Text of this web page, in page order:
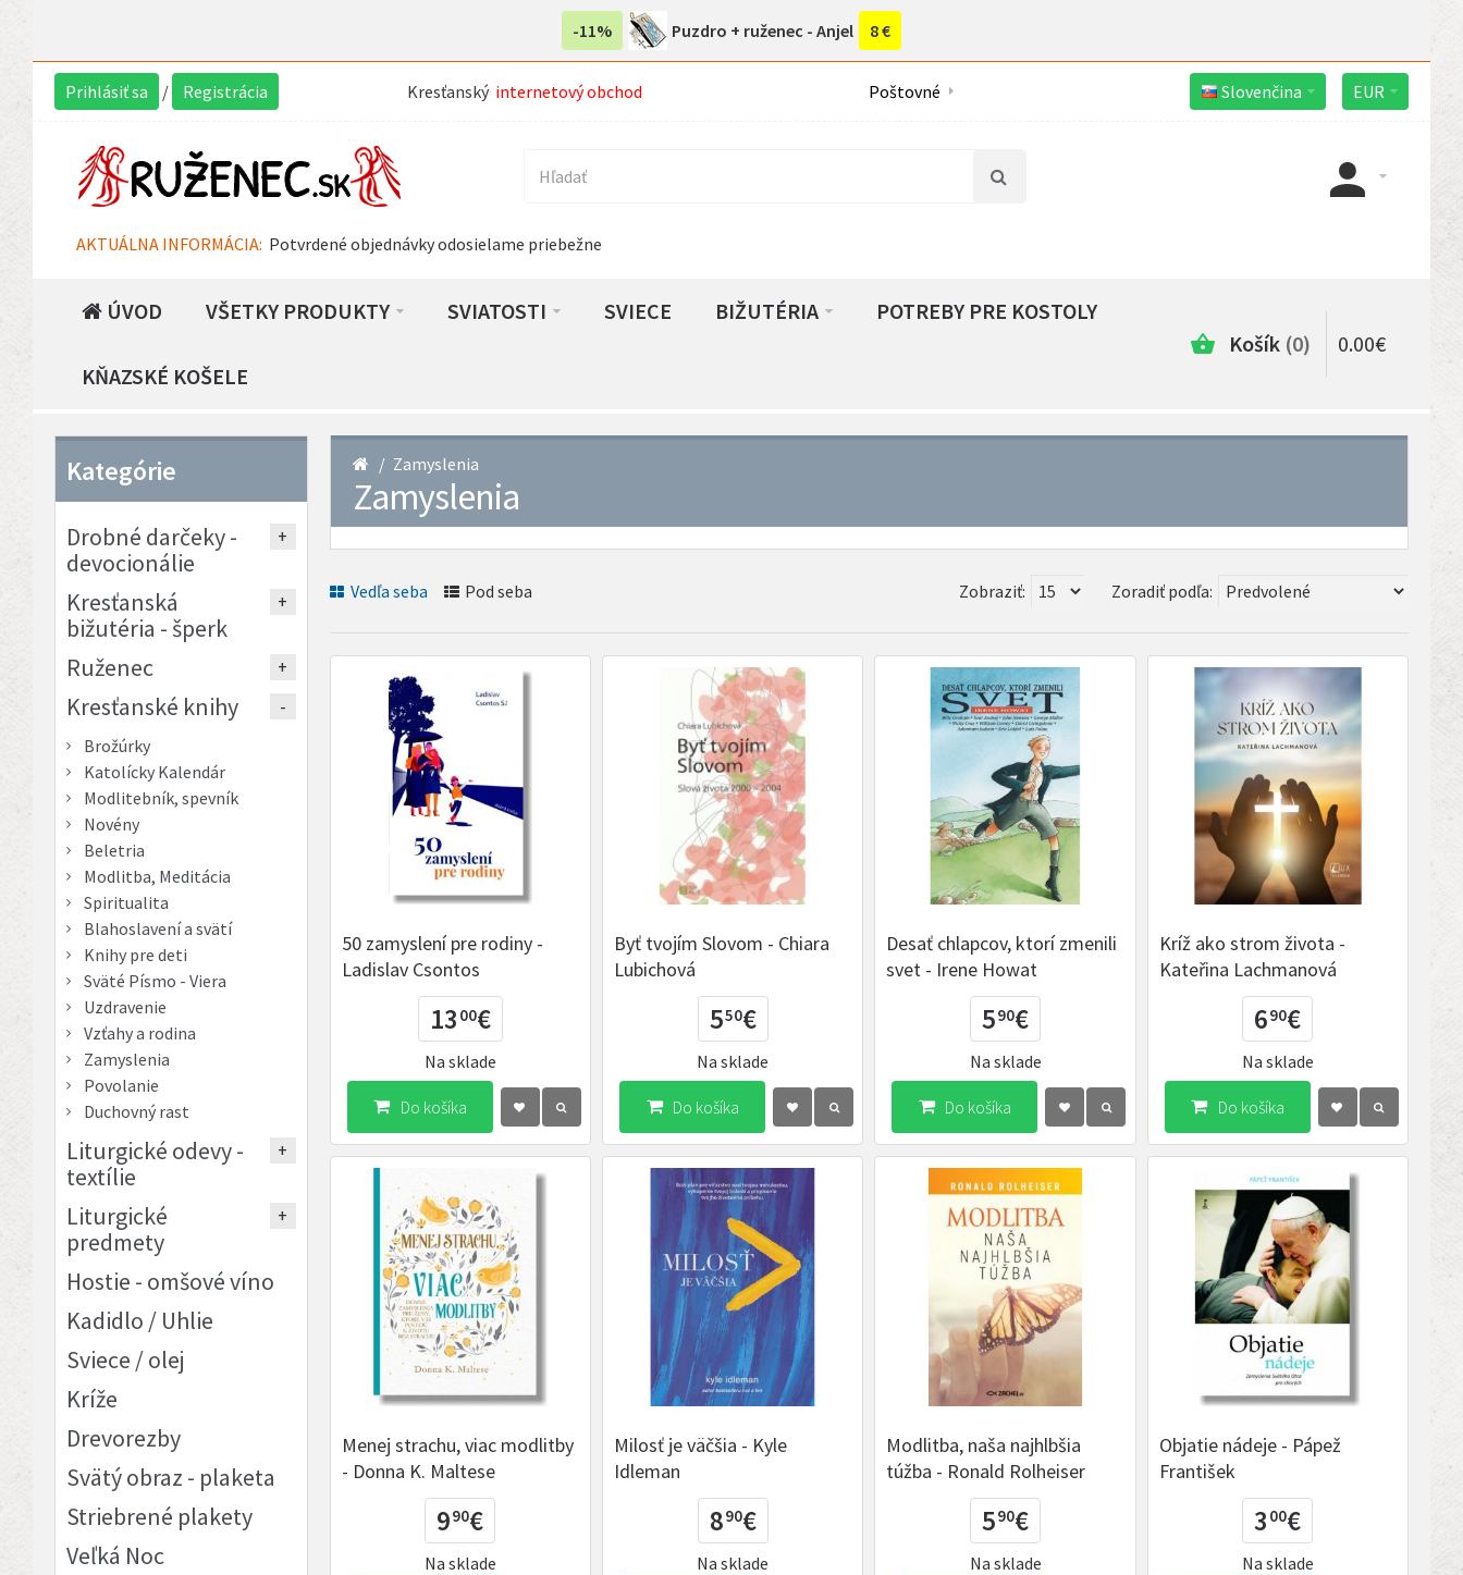
-11% Puzdro + ruženec - Anjel 8 €
Prihlásiť sa / Registrácia Kresťanský internetový obchod Poštovné Slovenčina EUR
AKTUÁLNA INFORMÁCIA: Potvrdené objednávky odosielame priebežne
ÚVOD VŠETKY PRODUKTY SVIATOSTI SVIECE BIŽUTÉRIA POTREBY PRE KOSTOLY
KŇAZSKÉ KOŠELE
Košík 0 0.00€
Zamyslenia
Zamyslenia
Vedľa seba Pod seba Zobraziť: Zoradiť podľa:
50 zamyslení pre rodiny -
Ladislav Csontos
13 00€
Do košíka
Na sklade
Byť tvojím Slovom - Chiara
Lubichová
550€
Do košíka
Na sklade
Desať chlapcov, ktorí zmenili
svet - Irene Howat
590€
Do košíka
Na sklade
Kríž ako strom života -
Kateřina Lachmanová
690€
Do košíka
Na sklade
Menej strachu, viac modlitby
- Donna K. Maltese
990€
Na sklade
Milosť je väčšia - Kyle
Idleman
890€
Na sklade
Modlitba, naša najhlbšia
túžba - Ronald Rolheiser
590€
Na sklade
Objatie nádeje - Pápež
František
3 00€
Na sklade
Kategórie
Drobné darčeky -
devocionálie
Kresťanská
bižutéria - šperk
Ruženec
Kresťanské knihy
Brožúrky
Katolícky Kalendár
Modlitebník, spevník
Novény
Beletria
Modlitba, Meditácia
Spiritualita
Blahoslavení a svätí
Knihy pre deti
Sväté Písmo - Viera
Uzdravenie
Vzťahy a rodina
Zamyslenia
Povolanie
Duchovný rast
Liturgické odevy -
textílie
Liturgické
predmety
Hostie - omšové víno
Kadidlo / Uhlie
Sviece / olej
Kríže
Drevorezby
Svätý obraz - plaketa
Striebrené plakety
Veľká Noc